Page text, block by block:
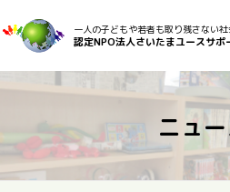
一人の子どもや若者も取り残さない社
認定NPO法人さいたまユースサポ
ニュ